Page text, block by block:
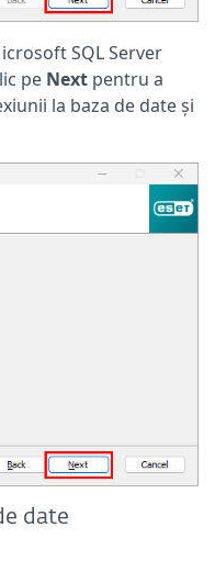
SQL Server
pe Next pentru a
la baza de date și
date